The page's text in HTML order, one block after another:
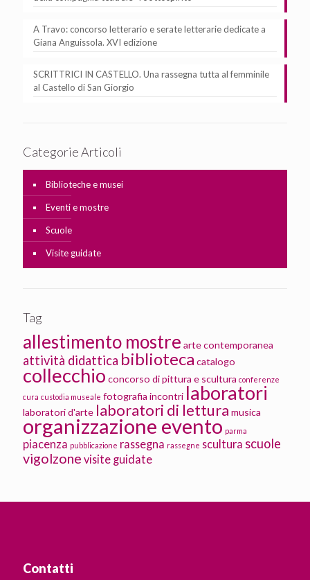
A Travo: concorso letterario e serate letterarie dedicate a
Giana Anguissola. XVI edizione
SCRITTRICI IN CASTELLO. Una rassegna tutta al femminile
al Castello di San Giorgio
Categorie Articoli
Biblioteche e musei
Eventi e mostre
Scuole
Visite guidate
Tag
allestimento mostre arte contemporanea
attività didattica biblioteca catalogo
collecchio concorso di pittura e scultura conferenze
cura custodia museale fotografia incontri laboratori
laboratori d'arte laboratori di lettura musica
organizzazione evento parma
piacenza pubblicazione rassegna rassegne scultura scuole
vigolzone visite guidate
Contatti